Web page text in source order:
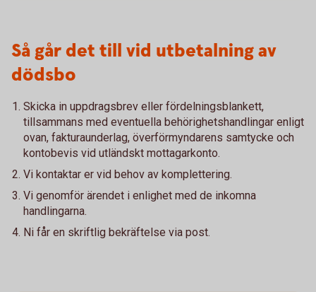
Så går det till vid utbetalning av
dödsbo
Skicka in uppdragsbrev eller fördelningsblankett,
tillsammans med eventuella behörighetshandlingar enligt
ovan, fakturaunderlag, överförmyndarens samtycke och
kontobevis vid utländskt mottagarkonto.
Vi kontaktar er vid behov av komplettering.
Vi genomför ärendet i enlighet med de inkomna
handlingarna.
Ni får en skriftlig bekräftelse via post.